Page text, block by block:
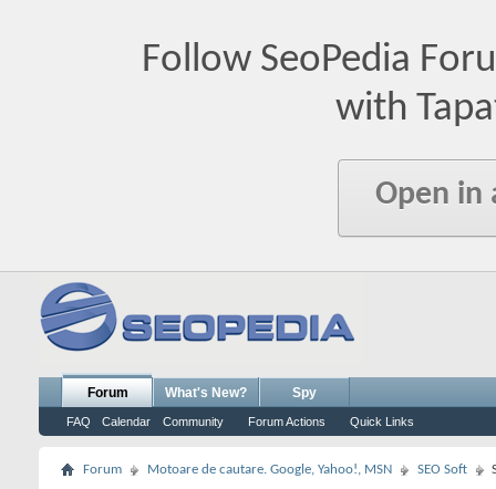
Follow SeoPedia
with
Open in
Forum
FAQ Calendar Community Forum Actions Quick Links
What's New? Spy
Forum Motoare de cautare. Google, Yahoo!, MSN SEO Soft